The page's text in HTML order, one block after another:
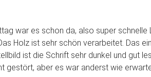
war es schon da, also super schnelle
Holz ist sehr schön verarbeitet. Das
ist die Schrift sehr dunkel und gut
gestört, aber es war anderst wie